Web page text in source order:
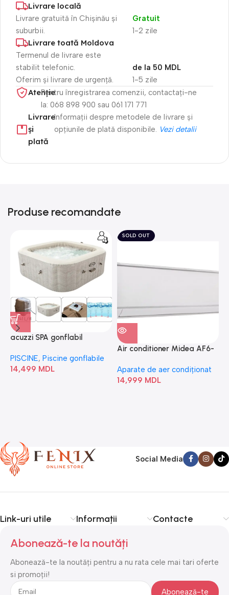
Livrare locală
Livrare gratuită în Chișinău și
suburbii.
1-2 zile
Gratuit
Livrare toată Moldova
Termenul de livrare este
stabilit telefonic.
Oferim și livrare de urgență.
1-5 zile
de la 50 MDL
Atenție​Pentru înregistrarea comenzii, contactați-ne
la: 068 898 900 sau 061 171 771
Livrare
și
plată
Informații despre metodele de livrare și
opțiunile de plată disponibile. Vezi detalii
Produse recomandate
acuzzi SPA gonflabil
Bubble” 28446
PISCINE, Piscine gonflabile
14,499 MDL
SOLD OUT
Air conditioner Midea AF6-
Aparate de aer condiționat
14,999 MDL
Social Media
Link-uri utile Informații Contacte
Abonează-te la noutăți
Abonează-te la noutăți pentru a nu rata cele mai tari oferte
si promoții!